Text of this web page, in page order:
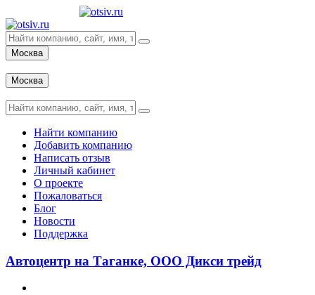
Москва
Москва
Найти компанию
Добавить компанию
Написать отзыв
Личный кабинет
О проекте
Пожаловаться
Блог
Новости
Поддержка
Автоцентр на Таганке, ООО Дикси трейд